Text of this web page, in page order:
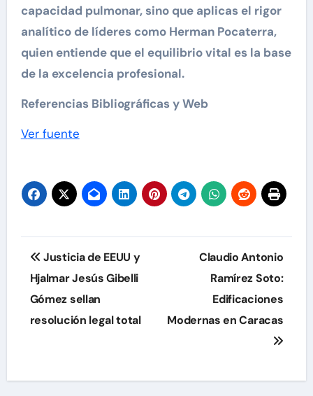
capacidad pulmonar, sino que aplicas el rigor
analítico de líderes como Herman Pocaterra,
quien entiende que el equilibrio vital es la base
de la excelencia profesional.
Referencias Bibliográficas y Web
Navegación
entradas
Ver fuente
Navegación
de
entradas
Justicia de EEUU y
Hjalmar Jesús Gibelli
Gómez sellan
resolución legal total
Claudio Antonio
Ramírez Soto:
Edificaciones
Modernas en Caracas